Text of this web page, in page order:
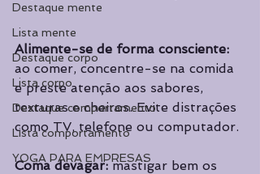
Destaque mente
Lista mente
Destaque corpo
Lista corpo
Destaque comportamento
Lista comportamento
YOGA PARA EMPRESAS
Alimente-se de forma consciente:
ao comer, concentre-se na comida
e preste atenção aos sabores,
texturas e cheiros. Evite distrações
como TV, telefone ou computador.
Coma devagar: mastigar bem os